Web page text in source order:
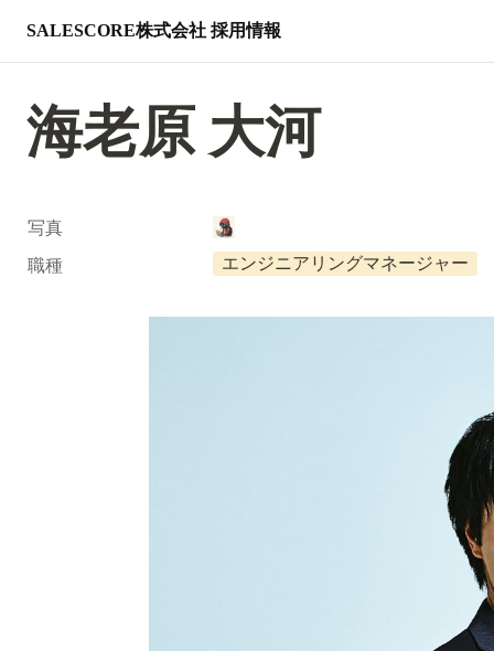
SALESCORE株式会社 採用情報
海老原 大河
写真
職種
エンジニアリングマネージャー